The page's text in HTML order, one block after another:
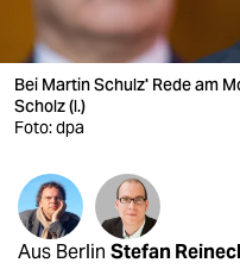
verlag
verlag
veranstaltungen
fragen & hilfe
unterstützen
Bei Martin Schulz' Rede am
Scholz (l.)
Foto: dpa
Aus Berlin Stefan